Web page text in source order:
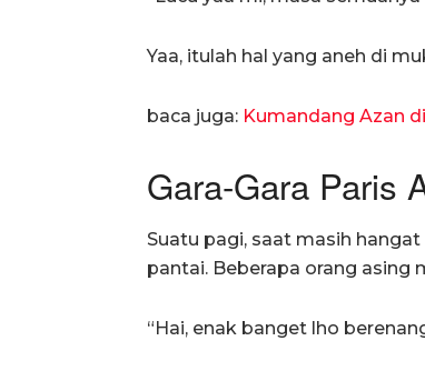
Yaa, itulah hal yang aneh di
baca juga: Kumandang Azan
Gara-Gara Paris
Suatu pagi, saat masih
pantai. Beberapa orang asing
“Hai, enak banget lho